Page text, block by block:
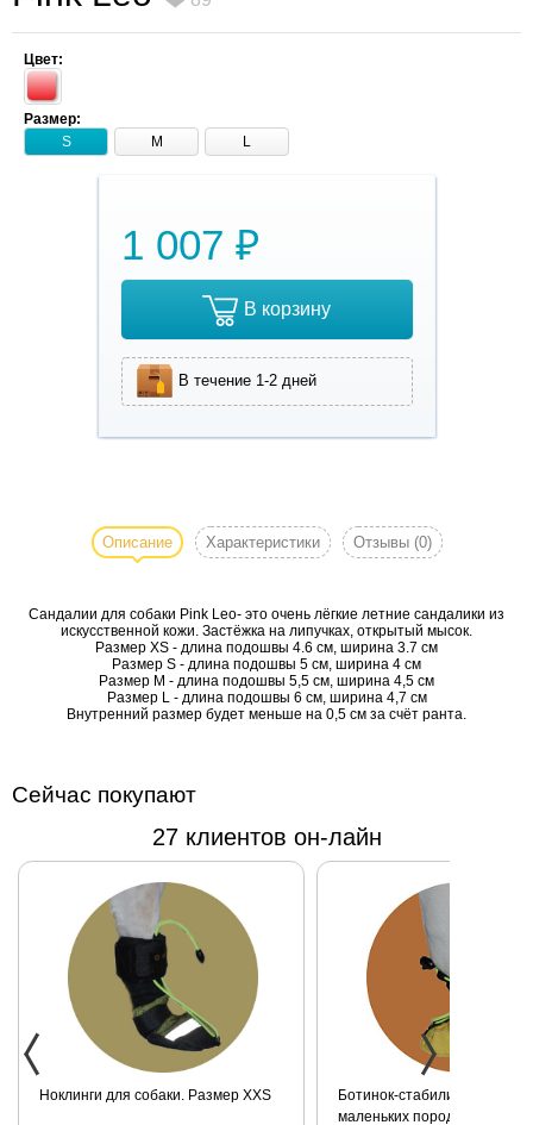
Цвет:
Размер:
S
M L
1 007 ₽
В корзину
В течение 1-2 дней
Leo- это очень
лёгкие летние
искусственной
Застёжка на
открытый
длина
см
Размер М -
подошвы 5,5
см, ширина
Размер L -
длина
подошвы 6
Описание Характеристики Отзывы (0)
Сандалии для собаки Pink Leo- это очень лёгкие летние сандалики из
искусственной кожи. Застёжка на липучках, открытый мысок.
Размер XS - длина подошвы 4.6 см, ширина 3.7 см
Размер S - длина подошвы 5 см, ширина 4 см
Размер М - длина подошвы 5,5 см, ширина 4,5 см
Размер L - длина подошвы 6 см, ширина 4,7 см
Внутренний размер будет меньше на 0,5 см за счёт ранта.
Сейчас покупают
27 клиентов он-лайн
Ноклинги для собаки. Размер XXS
Ботинок-стабилизатор для
маленьких пород для